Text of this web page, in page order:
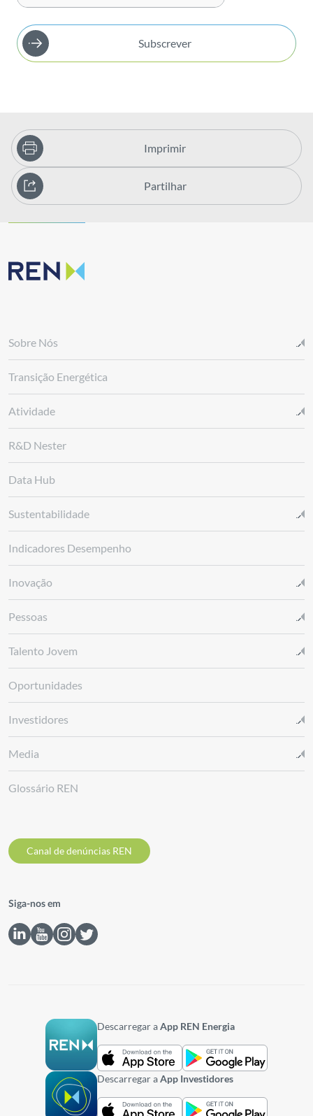
Subscrever
Imprimir
Partilhar
Sobre Nós
Transição Energética
Atividade
R&D Nester
Data Hub
Sustentabilidade
Indicadores Desempenho
Inovação
Pessoas
Talento Jovem
Oportunidades
Investidores
Media
Glossário REN
Canal de denúncias REN
Siga-nos em
Descarregar aApp REN Energia
Descarregar aApp Investidores